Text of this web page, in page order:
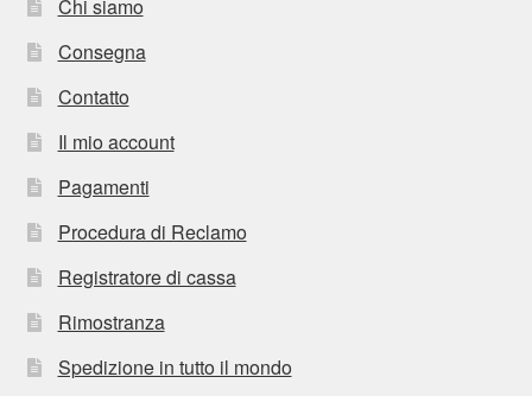
Chi siamo
Consegna
Contatto
Il mio account
Pagamenti
Procedura di Reclamo
Registratore di cassa
Rimostranza
Spedizione in tutto il mondo